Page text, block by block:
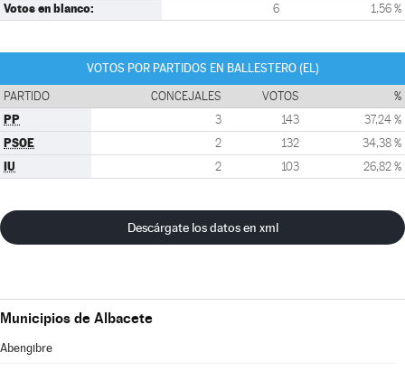
Votos en blanco: 6 1,56 %
VOTOS POR PARTIDOS EN BALLESTERO (EL)
PARTIDO CONCEJALES VOTOS %
PP 3 143 37,24 %
PSOE 2 132 34,38 %
IU 2 103 26,82 %
Descárgate los datos en xml
Municipios de Albacete
Abengibre